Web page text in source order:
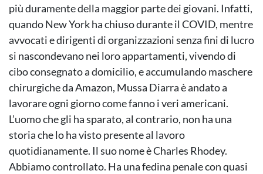
più duramente della maggior parte dei giovani. Infatti,
quando New York ha chiuso durante il COVID, mentre
avvocati e dirigenti di organizzazioni senza fini di lucro
si nascondevano nei loro appartamenti, vivendo di
cibo consegnato a domicilio, e accumulando maschere
chirurgiche da Amazon, Mussa Diarra è andato a
lavorare ogni giorno come fanno i veri americani.
L’uomo che gli ha sparato, al contrario, non ha una
storia che lo ha visto presente al lavoro
quotidianamente. Il suo nome è Charles Rhodey.
Abbiamo controllato. Ha una fedina penale con quasi